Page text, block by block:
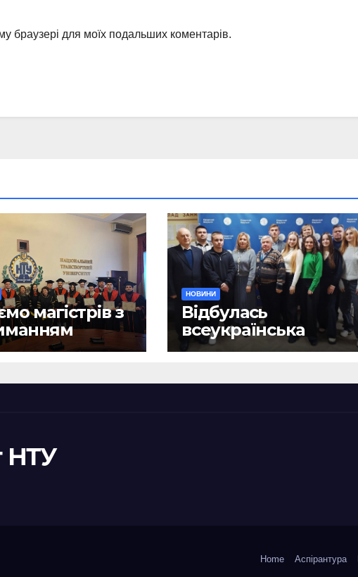
браузері для моїх подальших коментарів.
магістрів з
НОВИНИ
Відбулась
всеукраїнська
науково-практична
«Сучасні виклики
НТУ
Home Аспірантура